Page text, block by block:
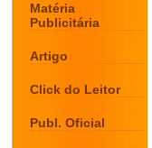
Matéria
Publicitária
Artigo
Click do Leitor
Publ. Oficial